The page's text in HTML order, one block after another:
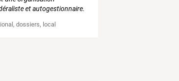
et autogestionnaire.
,dossiers, local